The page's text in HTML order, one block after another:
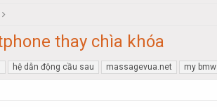
thay chìa khóa
hệ dẫn động cầu sau massagevua.net my bmw